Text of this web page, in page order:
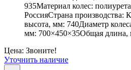
935Материал колес:
РоссияСтрана производства:
высота, мм: 740Диаметр
мм: 700×450×35Общая длина,
Цена: Звоните!
Уточнить наличие